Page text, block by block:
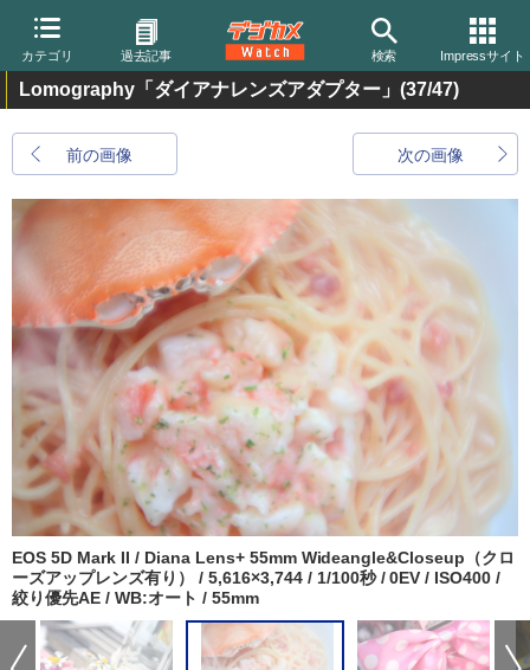
カテゴリ 過去記事 検索 Impressサイト
Lomography「ダイアナレンズアダプター」 (37/47)
前の画像 次の画像
EOS 5D Mark II / Diana Lens+ 55mm Wideangle&Closeup（クロ
ーズアップレンズ有り） / 5,616×3,744 / 1/100秒 / 0EV / ISO400 /
絞り優先AE / WB:オート / 55mm